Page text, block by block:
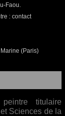
Faou.
: contact
(Paris)
titulaire
Sciences de la